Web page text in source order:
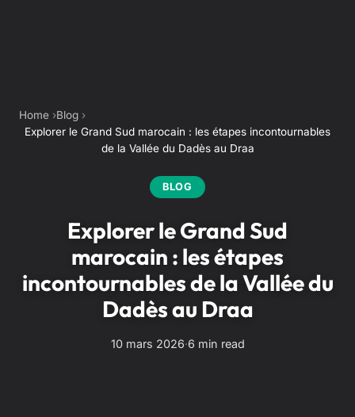
Home
Blog
Explorer le Grand Sud marocain : les étapes incontournables
de la Vallée du Dadès au Draa
BLOG
Explorer le Grand Sud
marocain : les étapes
incontournables de la Vallée du
Dadès au Draa
10 mars 2026·6 min read